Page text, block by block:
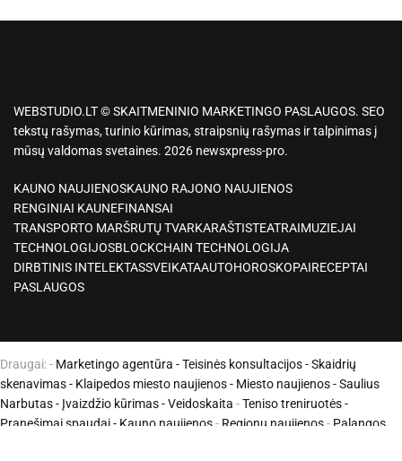
WEBSTUDIO.LT © SKAITMENINIO MARKETINGO PASLAUGOS. SEO
tekstų rašymas, turinio kūrimas, straipsnių rašymas ir talpinimas į
mūsų valdomas svetaines. 2026 newsxpress-pro.
KAUNO NAUJIENOSKAUNO RAJONO NAUJIENOS
RENGINIAI KAUNEFINANSAI
TRANSPORTO MARŠRUTŲ TVARKARAŠTISTEATRAIMUZIEJAI
TECHNOLOGIJOSBLOCKCHAIN TECHNOLOGIJA
DIRBTINIS INTELEKTASSVEIKATAAUTOHOROSKOPAIRECEPTAI
PASLAUGOS
Draugai: - Marketingo agentūra -Teisinės konsultacijos-Skaidrių
skenavimas- Klaipedos miesto naujienos- Miesto naujienos-Saulius
Narbutas- Įvaizdžio kūrimas-Veidoskaita -Teniso treniruotės-
Pranešimai spaudai - Kauno naujienos- Regionų naujienos- Palangos